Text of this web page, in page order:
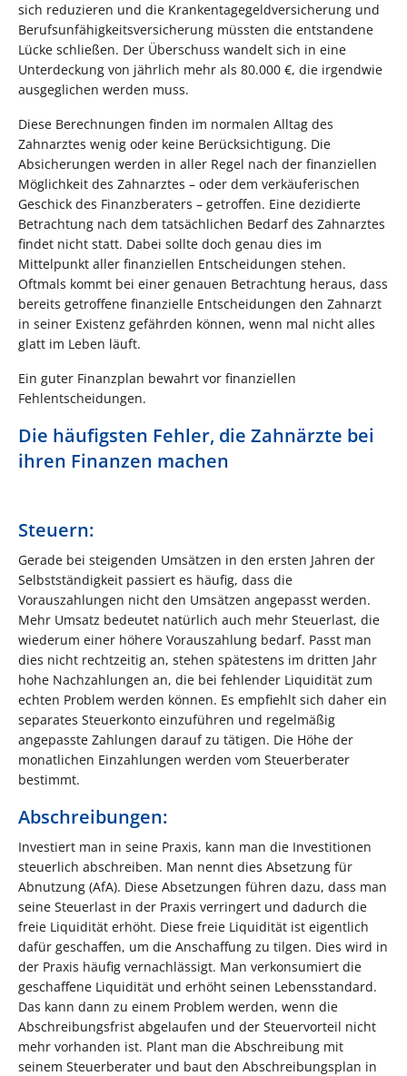
sich reduzieren und die Krankentagegeldversicherung und
Berufsunfähigkeitsversicherung müssten die entstandene
Lücke schließen. Der Überschuss wandelt sich in eine
Unterdeckung von jährlich mehr als 80.000 €, die irgendwie
ausgeglichen werden muss.
Diese Berechnungen finden im normalen Alltag des
Zahnarztes wenig oder keine Berücksichtigung. Die
Absicherungen werden in aller Regel nach der finanziellen
Möglichkeit des Zahnarztes – oder dem verkäuferischen
Geschick des Finanzberaters – getroffen. Eine dezidierte
Betrachtung nach dem tatsächlichen Bedarf des Zahnarztes
findet nicht statt. Dabei sollte doch genau dies im
Mittelpunkt aller finanziellen Entscheidungen stehen.
Oftmals kommt bei einer genauen Betrachtung heraus, dass
bereits getroffene finanzielle Entscheidungen den Zahnarzt
in seiner Existenz gefährden können, wenn mal nicht alles
glatt im Leben läuft.
Ein guter Finanzplan bewahrt vor finanziellen
Fehlentscheidungen.
Die häufigsten Fehler, die Zahnärzte bei
ihren Finanzen machen
Steuern:
Gerade bei steigenden Umsätzen in den ersten Jahren der
Selbstständigkeit passiert es häufig, dass die
Vorauszahlungen nicht den Umsätzen angepasst werden.
Mehr Umsatz bedeutet natürlich auch mehr Steuerlast, die
wiederum einer höhere Vorauszahlung bedarf. Passt man
dies nicht rechtzeitig an, stehen spätestens im dritten Jahr
hohe Nachzahlungen an, die bei fehlender Liquidität zum
echten Problem werden können. Es empfiehlt sich daher ein
separates Steuerkonto einzuführen und regelmäßig
angepasste Zahlungen darauf zu tätigen. Die Höhe der
monatlichen Einzahlungen werden vom Steuerberater
bestimmt.
Abschreibungen:
Investiert man in seine Praxis, kann man die Investitionen
steuerlich abschreiben. Man nennt dies Absetzung für
Abnutzung (AfA). Diese Absetzungen führen dazu, dass man
seine Steuerlast in der Praxis verringert und dadurch die
freie Liquidität erhöht. Diese freie Liquidität ist eigentlich
dafür geschaffen, um die Anschaffung zu tilgen. Dies wird in
der Praxis häufig vernachlässigt. Man verkonsumiert die
geschaffene Liquidität und erhöht seinen Lebensstandard.
Das kann dann zu einem Problem werden, wenn die
Abschreibungsfrist abgelaufen und der Steuervorteil nicht
mehr vorhanden ist. Plant man die Abschreibung mit
seinem Steuerberater und baut den Abschreibungsplan in